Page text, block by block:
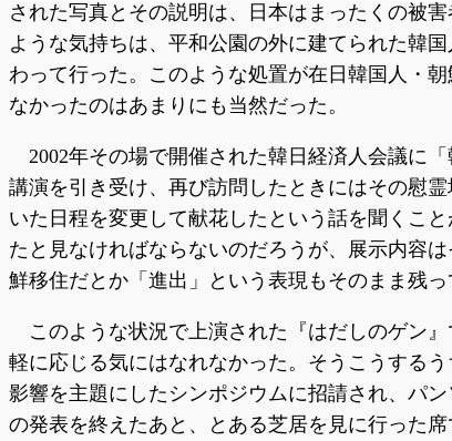
された写真とその説明は、日本はまったくの被
ような気持ちは、平和公園の外に建てられた韓
わって行った。このような処置が在日韓国人・
なかったのはあまりにも当然だった。
2002年その場で開催された韓日経済人会議に
講演を引き受け、再び訪問したときにはその慰
いた日程を変更して献花したという話を聞くこ
たと見なければならないのだろうが、展示内容
鮮移住だとか「進出」という表現もそのまま残っ
このような状況で上演された『はだしのゲン
軽に応じる気にはなれなかった。そうこうする
影響を主題にしたシンポジウムに招請され、パ
の発表を終えたあと、とある芝居を見に行った